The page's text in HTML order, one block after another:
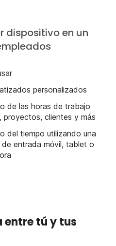
dispositivo en un
personalizados
de las horas de trabajo
proyectos, clientes y más
del tiempo utilizando una
entrada móvil, tablet o
entre tú y tus